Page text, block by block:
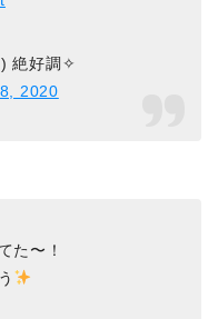
絶好調✧︎
2020
た〜！